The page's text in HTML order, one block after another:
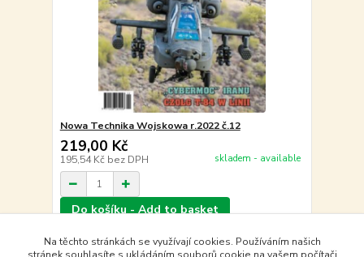
Nowa Technika Wojskowa r.2022 č.12
219,00 Kč
195,54 Kč bez DPH skladem - available
Do košíku - Add to basket
Na těchto stránkách se využívají cookies. Používáním našich